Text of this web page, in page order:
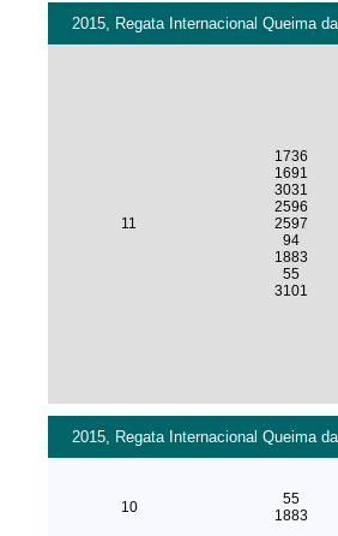
2015, Regata Internacional Queima
11
1736
1691
3031
2596
2597
94
1883
55
3101
2015, Regata Internacional Queima
10
55
1883